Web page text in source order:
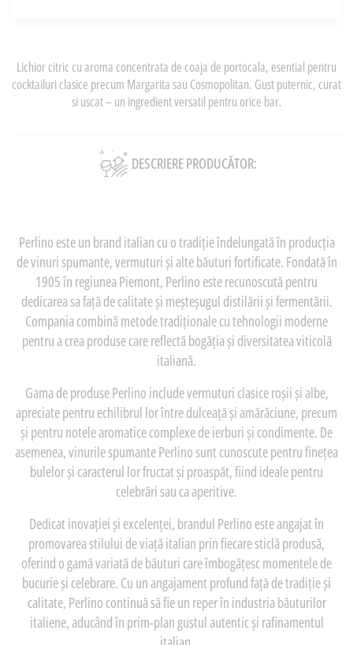
Lichior citric cu aroma concentrata de coaja de portocala, esential pentru
cocktailuri clasice precum Margarita sau Cosmopolitan. Gust puternic, curat
si uscat – un ingredient versatil pentru orice bar.
DESCRIERE PRODUCĂTOR:
Perlino este un brand italian cu o tradiție îndelungată în producția
de vinuri spumante, vermuturi și alte băuturi fortificate. Fondată în
1905 în regiunea Piemont, Perlino este recunoscută pentru
dedicarea sa față de calitate și meșteșugul distilării și fermentării.
Compania combină metode tradiționale cu tehnologii moderne
pentru a crea produse care reflectă bogăția și diversitatea viticolă
italiană.
Gama de produse Perlino include vermuturi clasice roșii și albe,
apreciate pentru echilibrul lor între dulceață și amărăciune, precum
și pentru notele aromatice complexe de ierburi și condimente. De
asemenea, vinurile spumante Perlino sunt cunoscute pentru finețea
bulelor și caracterul lor fructat și proaspăt, fiind ideale pentru
celebrări sau ca aperitive.
Dedicat inovației și excelenței, brandul Perlino este angajat în
promovarea stilului de viață italian prin fiecare sticlă produsă,
oferind o gamă variată de băuturi care îmbogățesc momentele de
bucurie și celebrare. Cu un angajament profund față de tradiție și
calitate, Perlino continuă să fie un reper în industria băuturilor
italiene, aducând în prim-plan gustul autentic și rafinamentul